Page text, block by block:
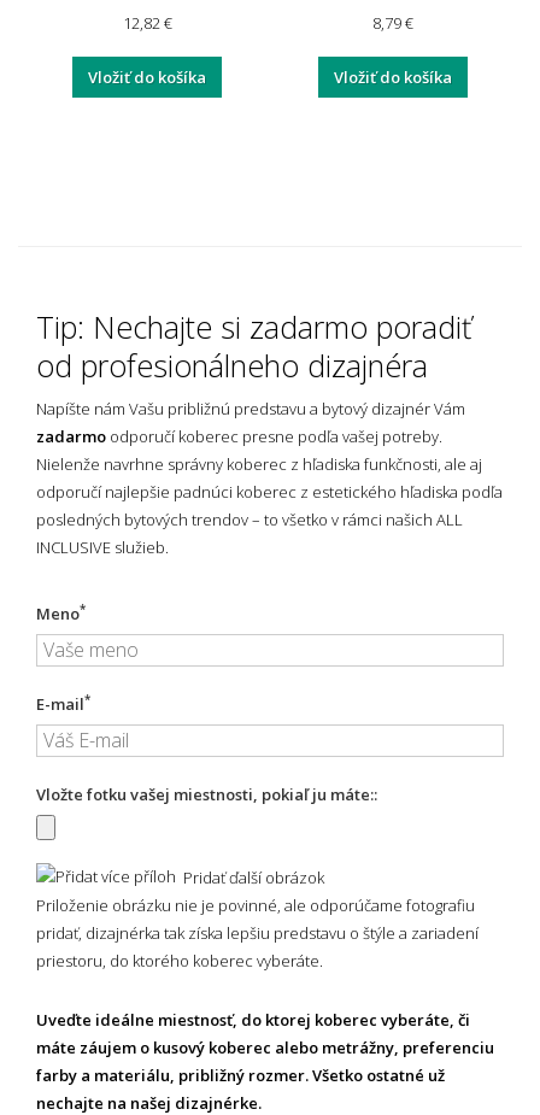
12,82 €
Vložiť do košíka
8,79 €
Vložiť do košíka
Tip: Nechajte si zadarmo poradiť
od profesionálneho dizajnéra
Napíšte nám Vašu približnú predstavu a bytový dizajnér Vám
zadarmo odporučí koberec presne podľa vašej potreby.
Nielenže navrhne správny koberec z hľadiska funkčnosti, ale aj
odporučí najlepšie padnúci koberec z estetického hľadiska podľa
posledných bytových trendov – to všetko v rámci našich ALL
INCLUSIVE služieb.
Meno*
E-mail*
Vložte fotku vašej miestnosti, pokiaľ ju máte::
Pridať ďalší obrázok
Priloženie obrázku nie je povinné, ale odporúčame fotografiu
pridať, dizajnérka tak získa lepšiu predstavu o štýle a zariadení
priestoru, do ktorého koberec vyberáte.
Uveďte ideálne miestnosť, do ktorej koberec vyberáte, či
máte záujem o kusový koberec alebo metrážny, preferenciu
farby a materiálu, približný rozmer. Všetko ostatné už
nechajte na našej dizajnérke.